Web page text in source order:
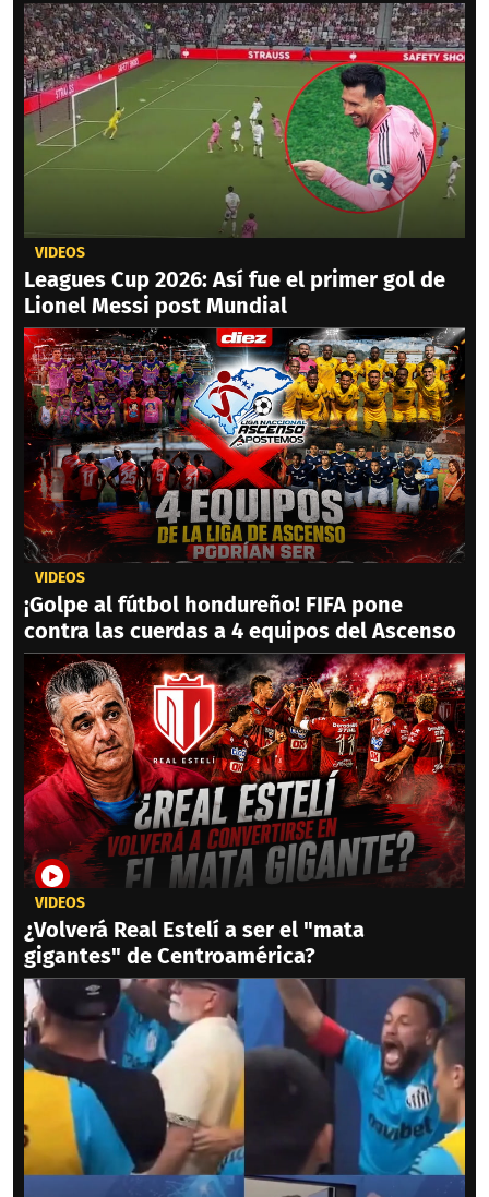
VIDEOS
Leagues Cup 2026: Así fue el primer gol de
Lionel Messi post Mundial
VIDEOS
¡Golpe al fútbol hondureño! FIFA pone
contra las cuerdas a 4 equipos del Ascenso
VIDEOS
¿Volverá Real Estelí a ser el "mata
gigantes" de Centroamérica?